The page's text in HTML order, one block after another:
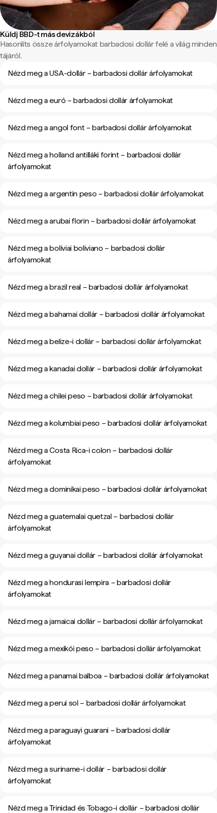
Küldj BBD-t más devizákból
Hasonlíts össze árfolyamokat barbadosi dollár felé a világ minden
tájáról.
Nézd meg a USA-dollár – barbadosi dollár árfolyamokat
Nézd meg a euró – barbadosi dollár árfolyamokat
Nézd meg a angol font – barbadosi dollár árfolyamokat
Nézd meg a holland antilláki forint – barbadosi dollár
árfolyamokat
Nézd meg a argentin peso – barbadosi dollár árfolyamokat
Nézd meg a arubai florin – barbadosi dollár árfolyamokat
Nézd meg a bolíviai boliviano – barbadosi dollár
árfolyamokat
Nézd meg a brazil real – barbadosi dollár árfolyamokat
Nézd meg a bahamai dollár – barbadosi dollár árfolyamokat
Nézd meg a belize-i dollár – barbadosi dollár árfolyamokat
Nézd meg a kanadai dollár – barbadosi dollár árfolyamokat
Nézd meg a chilei peso – barbadosi dollár árfolyamokat
Nézd meg a kolumbiai peso – barbadosi dollár árfolyamokat
Nézd meg a Costa Rica-i colon – barbadosi dollár
árfolyamokat
Nézd meg a dominikai peso – barbadosi dollár árfolyamokat
Nézd meg a guatemalai quetzal – barbadosi dollár
árfolyamokat
Nézd meg a guyanai dollár – barbadosi dollár árfolyamokat
Nézd meg a hondurasi lempira – barbadosi dollár
árfolyamokat
Nézd meg a jamaicai dollár – barbadosi dollár árfolyamokat
Nézd meg a mexikói peso – barbadosi dollár árfolyamokat
Nézd meg a panamai balboa – barbadosi dollár árfolyamokat
Nézd meg a perui sol – barbadosi dollár árfolyamokat
Nézd meg a paraguayi guarani – barbadosi dollár
árfolyamokat
Nézd meg a suriname-i dollár – barbadosi dollár
árfolyamokat
Nézd meg a Trinidad és Tobago-i dollár – barbadosi dollár